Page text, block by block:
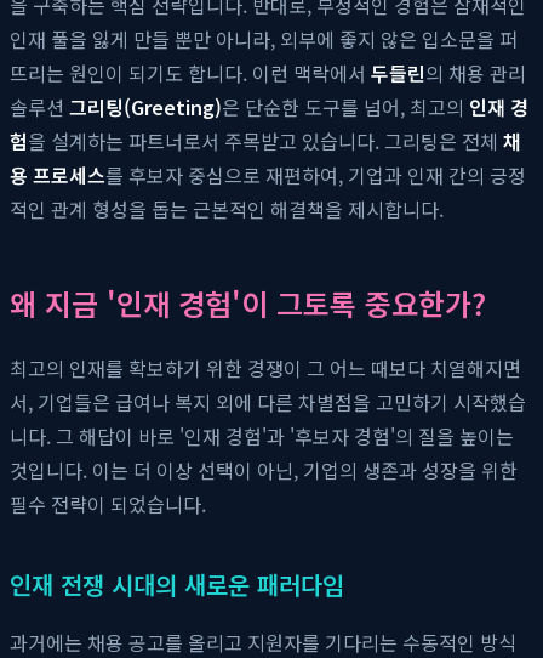
인재 풀을 잃게 만들 뿐만 아니라, 외부에 좋지 않은 입소문을 퍼
뜨리는 원인이 되기도 합니다. 이런 맥락에서 두들린의 채용 관리
솔루션 그리팅(Greeting)은 단순한 도구를 넘어, 최고의 인재 경
험을 설계하는 파트너로서 주목받고 있습니다. 그리팅은 전체 채
용 프로세스를 후보자 중심으로 재편하여, 기업과 인재 간의 긍정
적인 관계 형성을 돕는 근본적인 해결책을 제시합니다.
왜 지금 '인재 경험'이 그토록 중요한가?
최고의 인재를 확보하기 위한 경쟁이 그 어느 때보다 치열해지면
서, 기업들은 급여나 복지 외에 다른 차별점을 고민하기 시작했습
니다. 그 해답이 바로 '인재 경험'과 '후보자 경험'의 질을 높이는
것입니다. 이는 더 이상 선택이 아닌, 기업의 생존과 성장을 위한
필수 전략이 되었습니다.
인재 전쟁 시대의 새로운 패러다임
과거에는 채용 공고를 올리고 지원자를 기다리는 수동적인 방식